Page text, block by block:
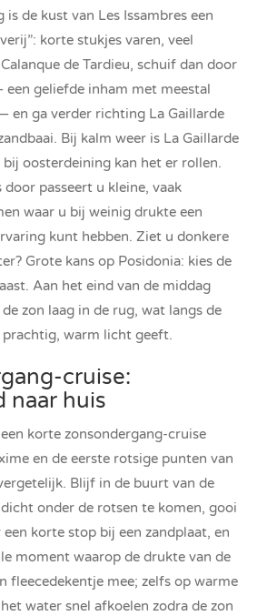
is de kust van Les Issambres een
korte stukjes varen, veel
de Tardieu, schuif dan door
een geliefde inham met meestal
en ga verder richting La Gaillarde
Bij kalm weer is La Gaillarde
oosterdeining kan het er rollen.
door passeert u kleine, vaak
waar u bij weinig drukte een
kunt hebben. Ziet u donkere
Grote kans op Posidonia: kies de
Aan het eind van de middag
zon laag in de rug, wat langs de
prachtig, warm licht geeft.
cruise:
naar huis
korte zonsondergang-cruise
en de eerste rotsige punten van
Blijf in de buurt van de
onder de rotsen te komen, gooi
korte stop bij een zandplaat, en
moment waarop de drukte van de
fleecedekentje mee; zelfs op warme
water snel afkoelen zodra de zon